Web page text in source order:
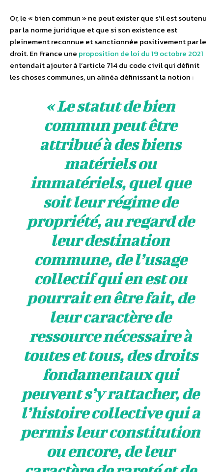
Or, le « bien commun » ne peut exister que s’il est soutenu
par la norme juridique et que si son existence est
pleinement reconnue et sanctionnée positivement par le
droit. En France une proposition de loi du 19 octobre 2021
entendait ajouter à l’article 714 du code civil qui définit
les choses communes, un alinéa définissant la notion :
« Le statut de bien
commun peut être
attribué à des biens
matériels ou
immatériels, quel que
soit leur régime de
propriété, au regard de
leur destination
commune, de l’usage
collectif qui en est ou
pourrait en être fait, de
leur caractère de
ressource nécessaire à
toutes et tous, des droits
fondamentaux qui
peuvent s’y rattacher, de
l’histoire collective qui a
permis leur constitution
ou encore, de leur